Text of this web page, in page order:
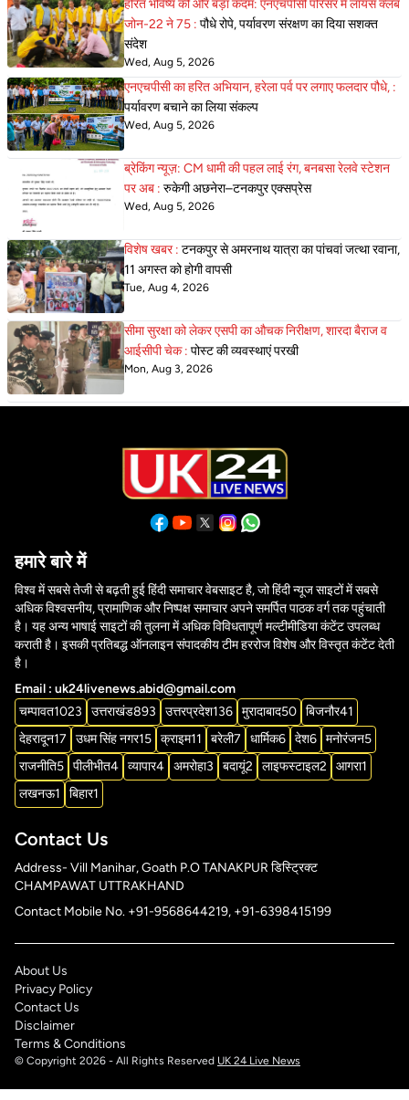
हरित भविष्य की ओर बड़ा कदम: एनएचपीसी परिसर में लायंस क्लब
जोन-22 ने 75 : पौधे रोपे, पर्यावरण संरक्षण का दिया सशक्त
संदेश
Wed, Aug 5, 2026
एनएचपीसी का हरित अभियान, हरेला पर्व पर लगाए फलदार पौधे, :
पर्यावरण बचाने का लिया संकल्प
Wed, Aug 5, 2026
ब्रेकिंग न्यूज़: CM धामी की पहल लाई रंग, बनबसा रेलवे स्टेशन
पर अब : रुकेगी अछनेरा–टनकपुर एक्सप्रेस
Wed, Aug 5, 2026
विशेष खबर : टनकपुर से अमरनाथ यात्रा का पांचवां जत्था रवाना,
11 अगस्त को होगी वापसी
Tue, Aug 4, 2026
सीमा सुरक्षा को लेकर एसपी का औचक निरीक्षण, शारदा बैराज व
आईसीपी चेक : पोस्ट की व्यवस्थाएं परखी
Mon, Aug 3, 2026
हमारे बारे में
विश्व में सबसे तेजी से बढ़ती हुई हिंदी समाचार वेबसाइट है, जो हिंदी न्यूज साइटों में सबसे
अधिक विश्वसनीय, प्रामाणिक और निष्पक्ष समाचार अपने समर्पित पाठक वर्ग तक पहुंचाती
है। यह अन्य भाषाई साइटों की तुलना में अधिक विविधतापूर्ण मल्टीमीडिया कंटेंट उपलब्ध
कराती है। इसकी प्रतिबद्ध ऑनलाइन संपादकीय टीम हररोज विशेष और विस्तृत कंटेंट देती
है।
Email : uk24livenews.abid@gmail.com
चम्पावत1023 उत्तराखंड893 उत्तरप्रदेश136 मुरादाबाद50 बिजनौर41
देहरादून17 उधम सिंह नगर15 क्राइम11 बरेली7 धार्मिक6 देश6 मनोरंजन5
राजनीति5 पीलीभीत4 व्यापार4 अमरोहा3 बदायूं2 लाइफस्टाइल2 आगरा1
लखनऊ1 बिहार1
Contact Us
Address- Vill Manihar, Goath P.O TANAKPUR डिस्ट्रिक्ट
CHAMPAWAT UTTRAKHAND
Contact Mobile No. +91-9568644219, +91-6398415199
About Us
Privacy Policy
Contact Us
Disclaimer
Terms & Conditions
© Copyright 2026 - All Rights Reserved UK 24 Live News